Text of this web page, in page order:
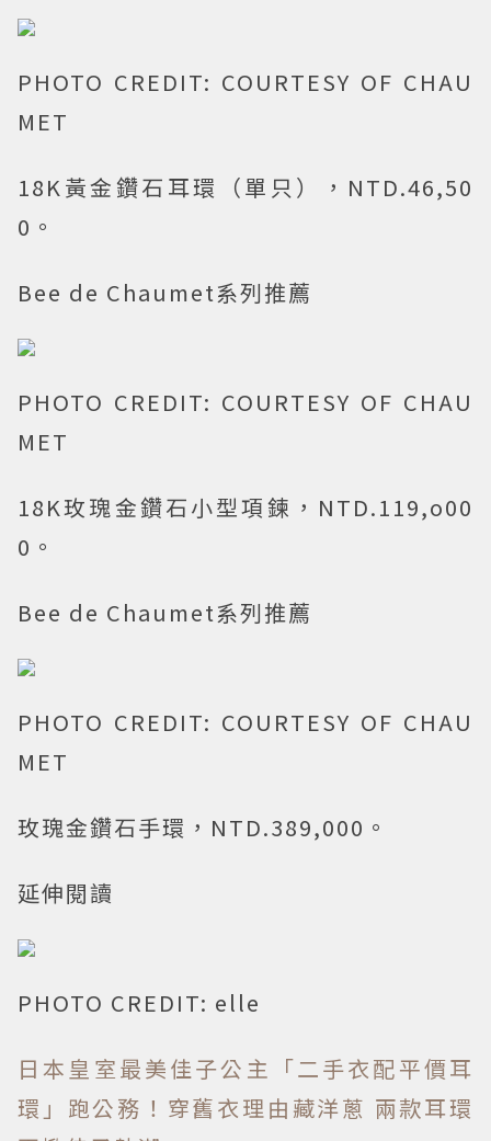
PHOTO CREDIT: COURTESY OF CHAU
MET
18K黃金鑽石耳環（單只），NTD.46,50
0。
Bee de Chaumet系列推薦
PHOTO CREDIT: COURTESY OF CHAU
MET
18K玫瑰金鑽石小型項鍊，NTD.119,o00
0。
Bee de Chaumet系列推薦
PHOTO CREDIT: COURTESY OF CHAU
MET
玫瑰金鑽石手環，NTD.389,000。
延伸閱讀
PHOTO CREDIT: elle
日本皇室最美佳子公主「二手衣配平價耳
環」跑公務！穿舊衣理由藏洋蔥 兩款耳環